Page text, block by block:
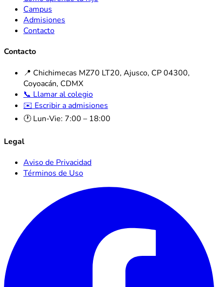
Campus
Admisiones
Contacto
Contacto
📍 Chichimecas MZ70 LT20, Ajusco, CP 04300,
Coyoacán, CDMX
📞 Llamar al colegio
✉️ Escribir a admisiones
🕐 Lun-Vie: 7:00 – 18:00
Legal
Aviso de Privacidad
Términos de Uso